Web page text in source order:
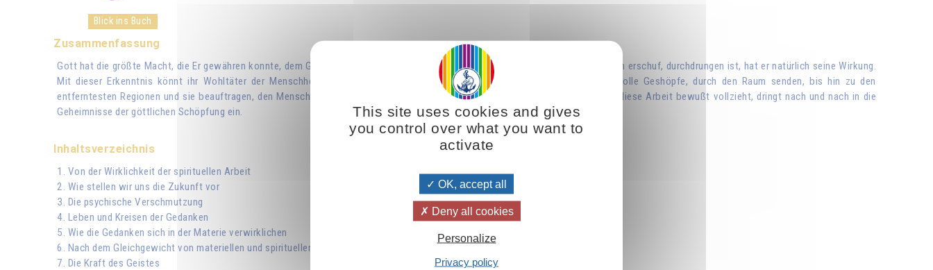
Blick ins Buch
Zusammenfassung
Gott hat die größte Macht, die Er gewähren konnte, dem Geist geschenkt. Da jeder Gedanke von dieser Macht des Geistes, der ihn erschuf, durchdrungen ist, hat er natürlich seine Wirkung.
Mit dieser Erkenntnis könnt ihr Wohltäter der Menschheit werden. Jeder kann seine Gedanken wie Boten, wie kleine lichtvolle Geshöpfe, durch den Raum senden, bis hin zu den
entferntesten Regionen und sie beauftragen, den Menschen zu helfen, sie zu trösten, aufzuklären und zu heilen. Derjenige, der diese Arbeit bewußt vollzieht, dringt nach und nach in die
Geheimnisse der göttlichen Schöpfung ein.
Inhaltsverzeichnis
1. Von der Wirklichkeit der spirituellen Arbeit
2. Wie stellen wir uns die Zukunft vor
3. Die psychische Verschmutzung
4. Leben und Kreisen der Gedanken
5. Wie die Gedanken sich in der Materie verwirklichen
6. Nach dem Gleichgewicht von materiellen und spirituellen Mitteln suchen
7. Die Kraft des Geistes
This site uses cookies and gives
you control over what you want to
activate
OK, accept all
Deny all cookies
Personalize
Privacy policy